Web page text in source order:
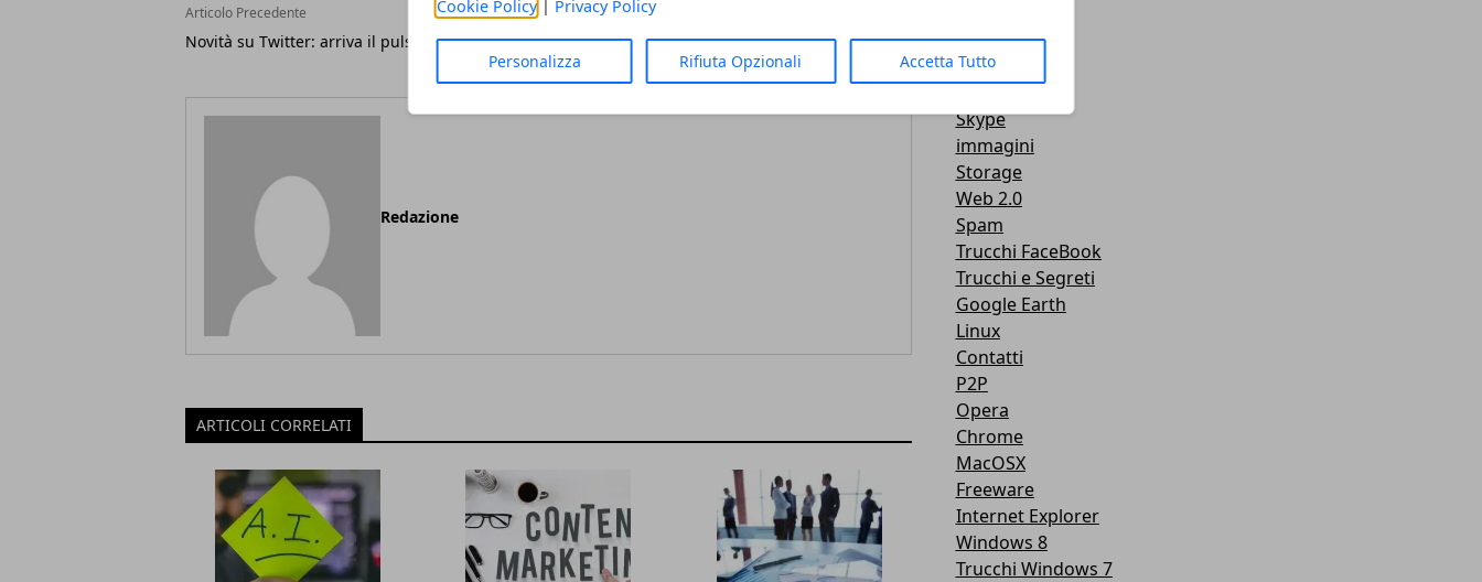
Cookie Policy| Privacy Policy
Personalizza Rifiuta Opzionali Accetta Tutto
Articolo Precedente
Novità su Twitter: arriva il pulsante Follow Invia sms gratis dal web con SMS World
Redazione
ARTICOLI CORRELATI
3D
Messenger
Skype
immagini
Storage
Web 2.0
Spam
Trucchi FaceBook
Trucchi e Segreti
Google Earth
Linux
Contatti
P2P
Opera
Chrome
MacOSX
Freeware
Internet Explorer
Windows 8
Trucchi Windows 7